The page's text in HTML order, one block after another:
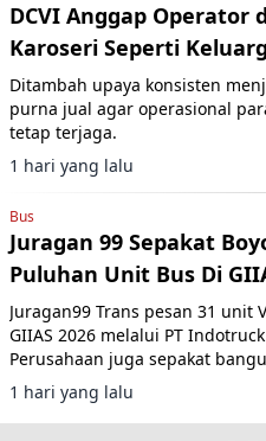
DCVI Anggap Operator
Karoseri Seperti
Ditambah upaya konsisten
purna jual agar operasional
tetap terjaga.
1 hari yang lalu
Bus
Juragan 99 Sepakat
Puluhan Unit Bus Di
Juragan99 Trans pesan 31 unit
GIIAS 2026 melalui PT
Perusahaan juga sepakat
double decker berbasis sasis
untuk layanan AKAP premium.
1 hari yang lalu